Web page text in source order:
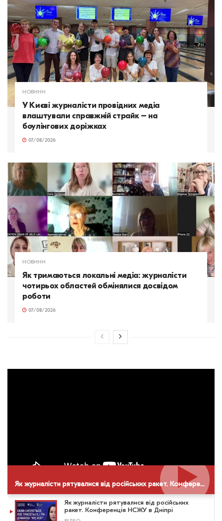
НОВИНИ
У Києві журналісти провідних медіа
влаштували справжній страйк – на
боулінгових доріжках
07/08/2026
НОВИНИ
Як тримаються локальні медіа: журналісти
чотирьох областей обмінялися досвідом
роботи
07/08/2026
Як журналісти рятувалися від російських ракет. Конференція НСЖУ в Дніпрі
Як журналісти рятувалися від російських
ракет. Конференція НСЖУ в Дніпрі